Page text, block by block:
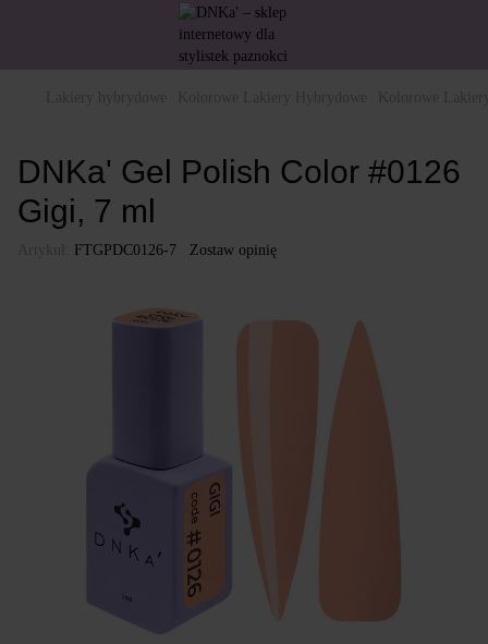
DNKa' Gel Polish Color #0126
Gigi, 7 ml
FTGPDC0126-7 Zostaw opinię